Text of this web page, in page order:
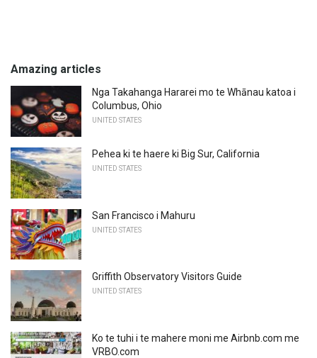
Amazing articles
Nga Takahanga Hararei mo te Whānau katoa i
Columbus, Ohio
UNITED STATES
Pehea ki te haere ki Big Sur, California
UNITED STATES
San Francisco i Mahuru
UNITED STATES
Griffith Observatory Visitors Guide
UNITED STATES
Ko te tuhi i te mahere moni me Airbnb.com me
VRBO.com